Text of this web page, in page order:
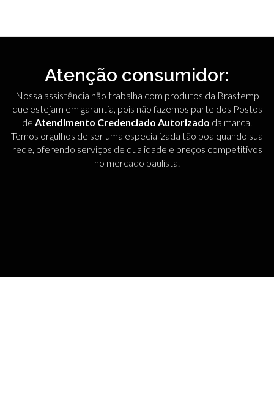
Atenção consumidor:
Nossa assistência não trabalha com produtos da Brastemp
que estejam em garantia, pois não fazemos parte dos Postos
de Atendimento Credenciado Autorizado da marca.
Temos orgulhos de ser uma especializada tão boa quando sua
rede, oferendo serviços de qualidade e preços competitivos
no mercado paulista.